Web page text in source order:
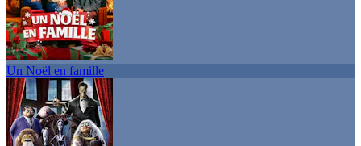
Un Noël en famille